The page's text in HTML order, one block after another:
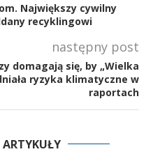
Największy cywilny
recyklingowi
następny post
domagają się, by „Wielka
ryzyka klimatyczne w
raportach